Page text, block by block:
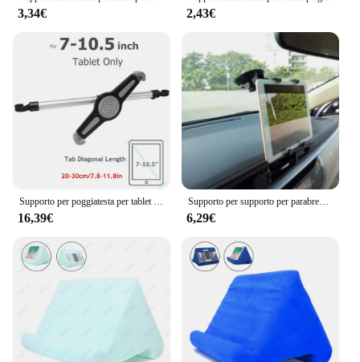
3,34€ 2,43€
Supporto per poggiatesta per tablet per auto per tablet da 7-13 pollici Poggiatesta per sedile posteriore per auto regolabile Supporto per tablet Supporto per viaggio su strada Essentials per bambini
16,39€
Supporto per supporto per parabrezza per cruscotto per auto per Tablet Galaxy Tab Ipad da 7-11 pollici compatibile in plastica rigida di alta qualità ampia
6,29€